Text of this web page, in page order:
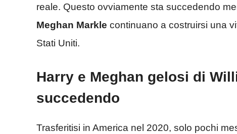
reale. Questo ovviamente sta succedendo
Meghan Markle continuano a costruirsi una
Stati Uniti.
Harry e Meghan gelosi di
succedendo
Trasferitisi in America nel 2020, solo pochi